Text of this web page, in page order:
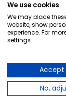
¡Descarga nuestra
We use cookies
We may place
website, show
experience. For
settings.
Accept
No,